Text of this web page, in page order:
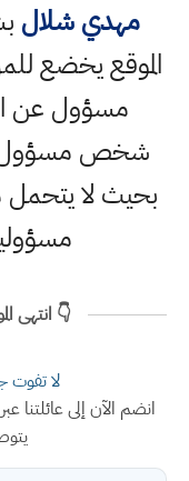
مهدي شلال
الموقع يخضع
مسؤول عن
شخص مسؤول
بحيث لا
👇 انتهى
لا تفوت
انضم الآن إلى